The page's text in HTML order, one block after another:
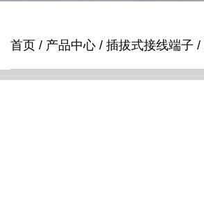
首页 / 产品中心 / 插拔式接线端子 /